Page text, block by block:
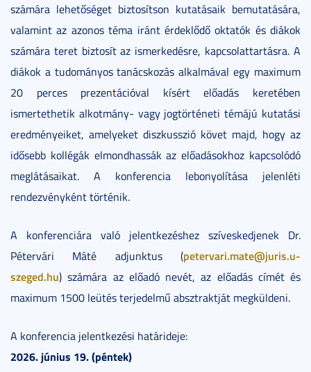
számára lehetőséget biztosítson kutatásaik bemutatására,
valamint az azonos téma iránt érdeklődő oktatók és diákok
számára teret biztosít az ismerkedésre, kapcsolattartásra. A
diákok a tudományos tanácskozás alkalmával egy maximum
20 perces prezentációval kísért előadás keretében
ismertethetik alkotmány- vagy jogtörténeti témájú kutatási
eredményeiket, amelyeket diszkusszió követ majd, hogy az
idősebb kollégák elmondhassák az előadásokhoz kapcsolódó
meglátásaikat. A konferencia lebonyolítása jelenléti
rendezvényként történik.
A konferenciára való jelentkezéshez szíveskedjenek Dr.
Pétervári Máté adjunktus (petervari.mate@juris.u-
szeged.hu) számára az előadó nevét, az előadás címét és
maximum 1500 leütés terjedelmű absztraktját megküldeni.
A konferencia jelentkezési határideje:
2026. június 19. (péntek)